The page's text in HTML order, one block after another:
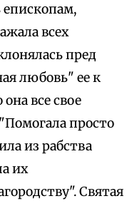
епископам,
всех
пред
любовь" ее к
все свое
просто
из рабства
их
Святая